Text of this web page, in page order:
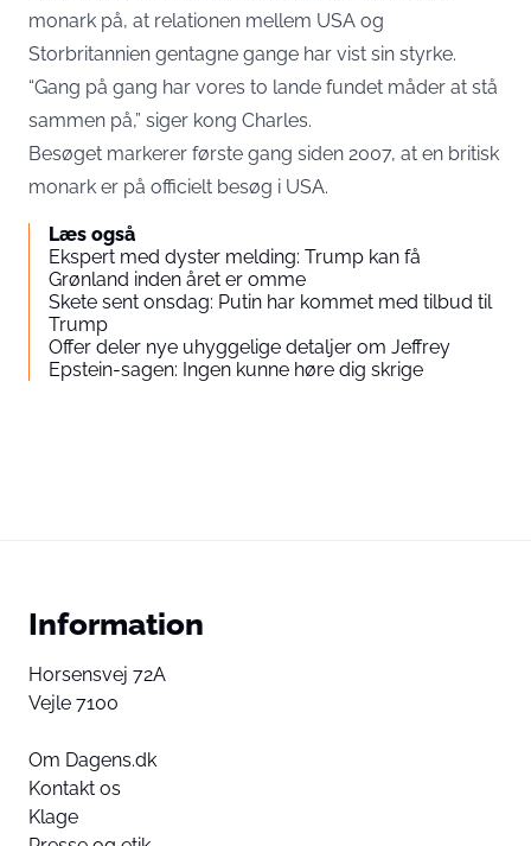
monark på, at relationen mellem USA og
Storbritannien gentagne gange har vist sin styrke.
“Gang på gang har vores to lande fundet måder at stå
sammen på,” siger kong Charles.
Besøget markerer første gang siden 2007, at en britisk
monark er på officielt besøg i USA.
Læs også
Ekspert med dyster melding: Trump kan få
Grønland inden året er omme
Skete sent onsdag: Putin har kommet med tilbud til
Trump
Offer deler nye uhyggelige detaljer om Jeffrey
Epstein-sagen: Ingen kunne høre dig skrige
Information
Horsensvej 72A
Vejle 7100
Om Dagens.dk
Kontakt os
Klage